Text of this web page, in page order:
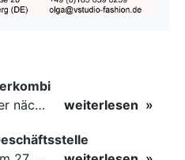
Bitte melden Sie sich in der nächsten Woche für die Superkombi an, wenn Sie eine schnelle Anmeldebestätigung möchten.
weiterlesen